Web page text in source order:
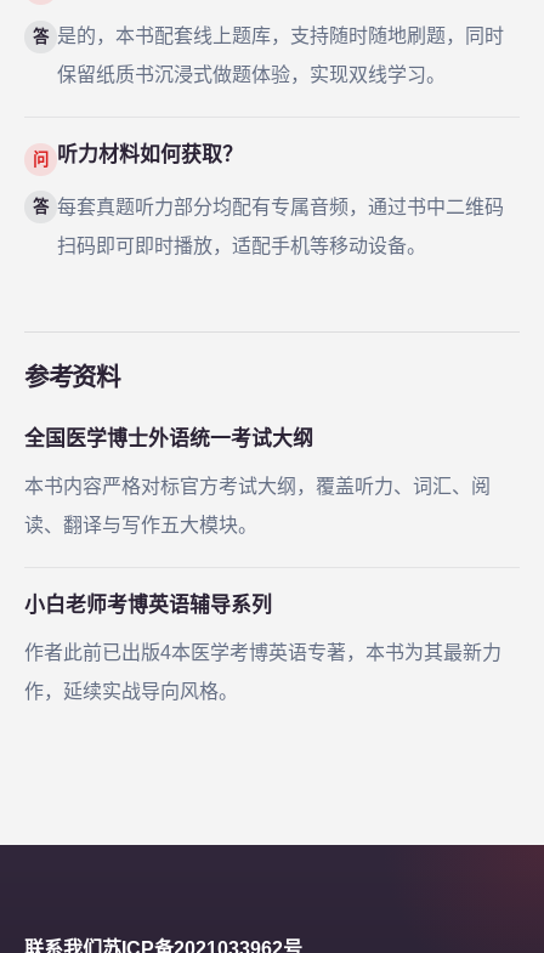
答 是的，本书配套线上题库，支持随时随地刷题，同时
保留纸质书沉浸式做题体验，实现双线学习。
问 听力材料如何获取？
答 每套真题听力部分均配有专属音频，通过书中二维码
扫码即可即时播放，适配手机等移动设备。
参考资料
全国医学博士外语统一考试大纲
本书内容严格对标官方考试大纲，覆盖听力、词汇、阅
读、翻译与写作五大模块。
小白老师考博英语辅导系列
作者此前已出版4本医学考博英语专著，本书为其最新力
作，延续实战导向风格。
联系我们 苏ICP备2021033962号